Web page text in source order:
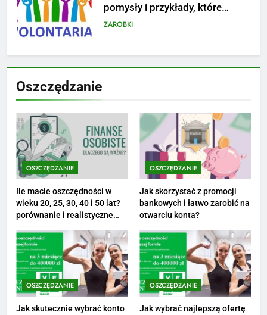
na narodziny dziecka: ile to
kosztuje i jak zaplanować
PORADY
8
1
Ile zarabia striptizer: poznaj
aktualne stawki męskiego
striptizera
ZAROBKI
2
Ile zarabia psycholog szkolny:
poznaj średnie zarobki na tym
stanowisku
ZAROBKI
3
Ile zarabia florysta — średnie
Oszczędzanie
OSZCZĘDZANIE
Ile macie oszczędności w
wieku 20, 25, 30, 40 i 50 lat?
porównanie i realistyczne
OSZCZĘDZANIE
Jak skorzystać z promocji
bankowych i łatwo zarobić na
otwarciu konta?
OSZCZĘDZANIE
Jak skutecznie wybrać konto
OSZCZĘDZANIE
Jak wybrać najlepszą ofertę